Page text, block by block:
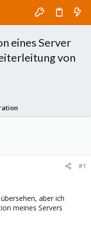
eines Server
von
#1
aber ich
meines Servers